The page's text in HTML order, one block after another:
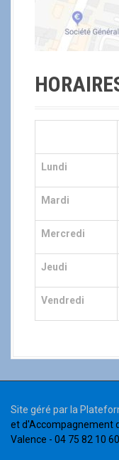
Lundi
Mardi
Mercredi
Jeudi
Vendredi
Site géré par la
et d'Accompagnement
Valence - 04 75 82 10 60